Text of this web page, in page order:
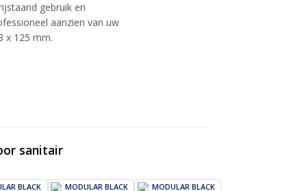
gebruik en
aanzien van uw
x 125 mm.
sanitair